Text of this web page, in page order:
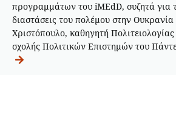
προγραμμάτων του iMEdD, συζητά για
διαστάσεις του πολέμου στην
Χριστόπουλο, καθηγητή
σχολής Πολιτικών Επιστημών του